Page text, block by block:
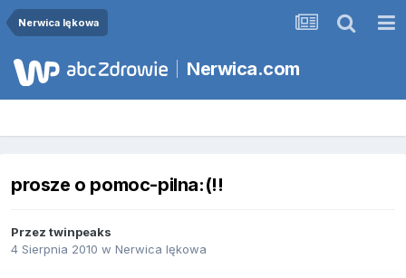
Nerwica lękowa
Nerwica.com
prosze o pomoc-pilna:(!!
Przez twinpeaks
4 Sierpnia 2010 w Nerwica lękowa